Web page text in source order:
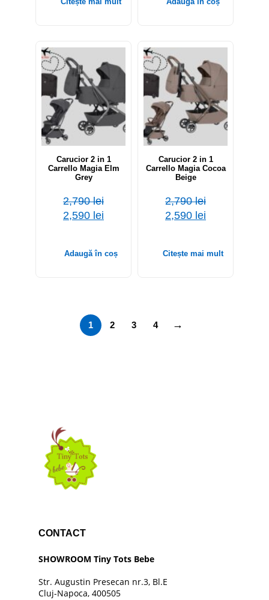
-7%
Carucior 2 in 1
Carrello Magia Elm
Grey
2,790lei
2,590 lei
Adaugă în coș
-7%Out of stock
Carucior 2 in 1
Carrello Magia Cocoa
Beige
2,790lei
2,590 lei
Citește mai mult
1 2 3 4 →
CONTACT
SHOWROOM Tiny Tots Bebe
Str. Augustin Presecan nr.3, Bl.E
Cluj-Napoca, 400505